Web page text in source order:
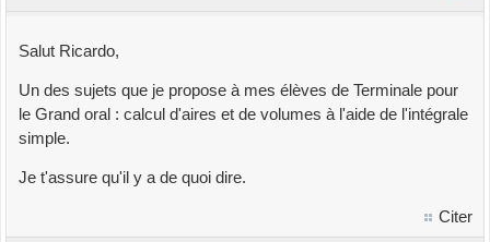
Salut Ricardo,
Un des sujets que je propose à mes élèves de Terminale pour
le Grand oral : calcul d'aires et de volumes à l'aide de l'intégrale
simple.
Je t'assure qu'il y a de quoi dire.
Citer